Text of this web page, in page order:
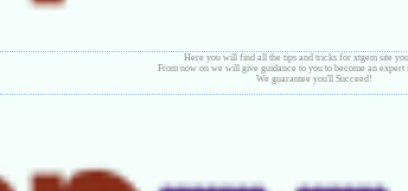
Here you will find all the tips and tricks for xtgem site
From now on we will give guidance to you to become an expert
We guarantee you'll Succeed!